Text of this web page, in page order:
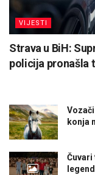
VIJESTI
Strava u BiH:
policija pronašla
konja